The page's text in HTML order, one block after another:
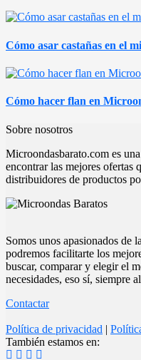
Cómo asar castañas en el
Cómo hacer flan en
Sobre nosotros
Microondasbarato.com es
encontrar las mejores ofertas
distribuidores de productos
Somos unos apasionados de
podremos facilitarte los
buscar, comparar y elegir el
necesidades, eso sí, siempre
Contactar
Política de privacidad |
También estamos en: